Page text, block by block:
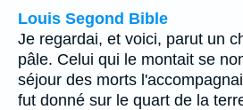
Louis Segond Bible
Je regardai, et voici, parut un
pâle. Celui qui le montait se
séjour des morts
fut donné sur le quart de la